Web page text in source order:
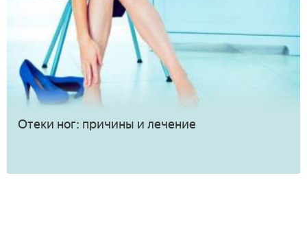
Отеки ног: причины и лечение